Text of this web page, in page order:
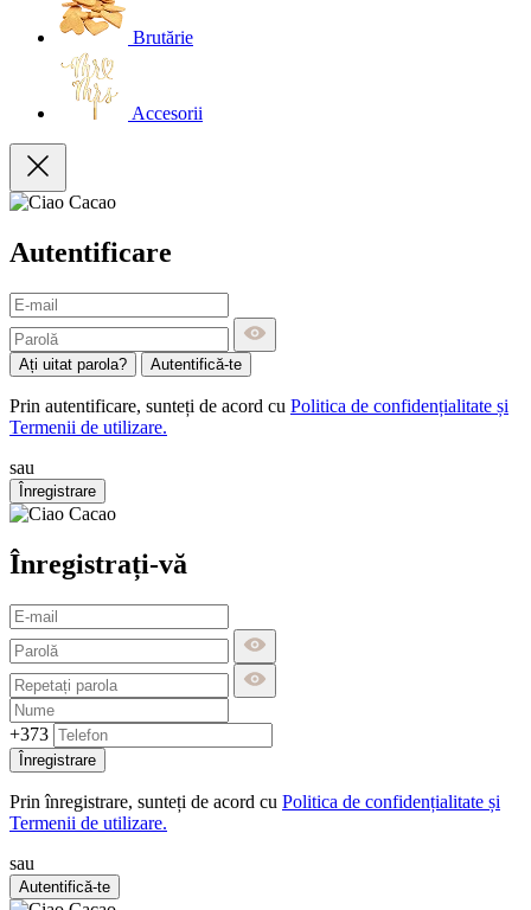
Brutărie
Accesorii
Autentificare
Ați uitat parola? Autentifică-te
Prin autentificare, sunteți de acord cu Politica de confidențialitate și
Termenii de utilizare.
sau
Înregistrare
Înregistrați-vă
+373
Înregistrare
Prin înregistrare, sunteți de acord cu Politica de confidențialitate și
Termenii de utilizare.
sau
Autentifică-te